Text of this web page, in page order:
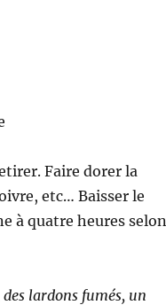
Faire dorer la
etc… Baisser le
à quatre heures selon
lardons fumés, un